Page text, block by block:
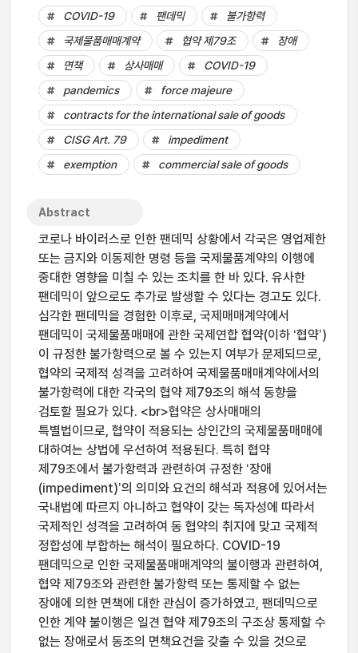
COVID-19 팬데믹
불가항력
국제물품매매계약
협약 제79조
장애
면책
상사매매
COVID-19
pandemics
force majeure
contracts for the international sale of goods
CISG Art. 79
impediment
exemption
commercial sale of goods
Abstract
코로나 바이러스로 인한 팬데믹 상황에서 각국은 영업제한
또는 금지와 이동제한 명령 등을 국제물품계약의 이행에
중대한 영향을 미칠 수 있는 조치를 한 바 있다. 유사한
팬데믹이 앞으로도 추가로 발생할 수 있다는 경고도 있다.
심각한 팬데믹을 경험한 이후로, 국제매매계약에서
팬데믹이 국제물품매매에 관한 국제연합 협약(이하 ʻ협약ʼ)
이 규정한 불가항력으로 볼 수 있는지 여부가 문제되므로,
협약의 국제적 성격을 고려하여 국제물품매매계약에서의
불가항력에 대한 각국의 협약 제79조의 해석 동향을
검토할 필요가 있다. <br>협약은 상사매매의
특별법이므로, 협약이 적용되는 상인간의 국제물품매매에
대하여는 상법에 우선하여 적용된다. 특히 협약
제79조에서 불가항력과 관련하여 규정한 ʻ장애
(impediment)ʼ의 의미와 요건의 해석과 적용에 있어서는
국내법에 따르지 아니하고 협약이 갖는 독자성에 따라서
국제적인 성격을 고려하여 동 협약의 취지에 맞고 국제적
정합성에 부합하는 해석이 필요하다. COVID-19
팬데믹으로 인한 국제물품매매계약의 불이행과 관련하여,
협약 제79조와 관련한 불가항력 또는 통제할 수 없는
장애에 의한 면책에 대한 관심이 증가하였고, 팬데믹으로
인한 계약 불이행은 일견 협약 제79조의 구조상 통제할 수
없는 장애로서 동조의 면책요건을 갖출 수 있을 것으로